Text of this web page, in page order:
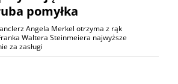
pomyłka
Angela Merkel otrzyma z rąk
Waltera Steinmeiera najwyższe
za zasługi